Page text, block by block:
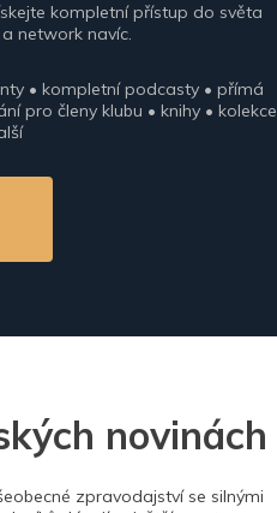
kompletní přístup do světa
network navíc.
• kompletní podcasty • přímá
pro členy klubu • knihy • kolekce
novinách
zpravodajství se silnými